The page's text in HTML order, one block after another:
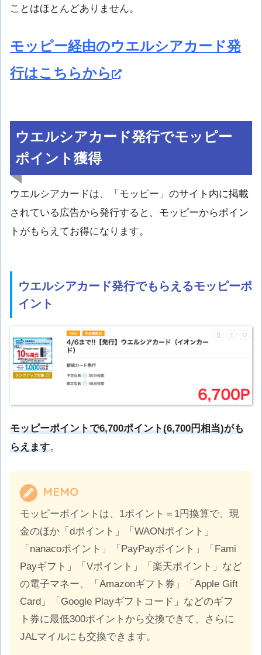
ことはほとんどありません。
モッピー経由のウエルシアカード発
行はこちらから
ウエルシアカード発行でモッピー
ポイント獲得
ウエルシアカードは、「モッピー」のサイト内に掲載
されている広告から発行すると、モッピーからポイン
トがもらえてお得になります。
ウエルシアカード発行でもらえるモッピーポ
イント
モッピーポイントで6,700ポイント(6,700円相当)がも
らえます。
MEMO
モッピーポイントは、1ポイント＝1円換算で、現
金のほか「dポイント」「WAONポイント」
「nanacoポイント」「PayPayポイント」「Fami
Payギフト」「Vポイント」「楽天ポイント」など
の電子マネー、「Amazonギフト券」「Apple Gift
Card」「Google Playギフトコード」などのギフ
ト券に最低300ポイントから交換できて、さらに
JALマイルにも交換できます。